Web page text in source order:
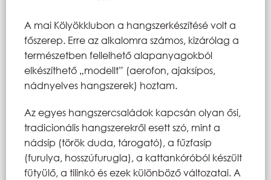
A mai Kölyökklubon a hangszerkészítésé volt a
főszerep. Erre az alkalomra számos, kizárólag a
természetben fellelhető alapanyagokból
elkészíthető „modellt” (aerofon, ajaksípos,
nádnyelves hangszerek) hoztam.
Az egyes hangszercsaládok kapcsán olyan ősi,
tradicionális hangszerekről esett szó, mint a
nádsíp (török duda, tárogató), a fűzfasíp
(furulya, hosszúfurugla), a kattankóróból készült
fütyülő, a tilinkó és ezek különböző változatai. A